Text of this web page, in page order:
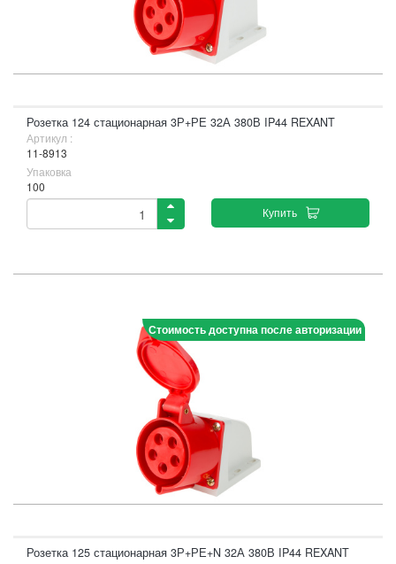
Розетка 124 стационарная 3Р+РЕ 32А 380В IP44 REXANT
Артикул :
11-8913
Упаковка
100
Купить
Стоимость доступна после авторизации
Розетка 125 стационарная 3Р+РЕ+N 32А 380В IP44 REXANT